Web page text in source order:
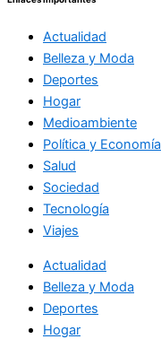
Actualidad
Belleza y Moda
Deportes
Hogar
Medioambiente
Política y Economía
Salud
Sociedad
Tecnología
Viajes
Actualidad
Belleza y Moda
Deportes
Hogar